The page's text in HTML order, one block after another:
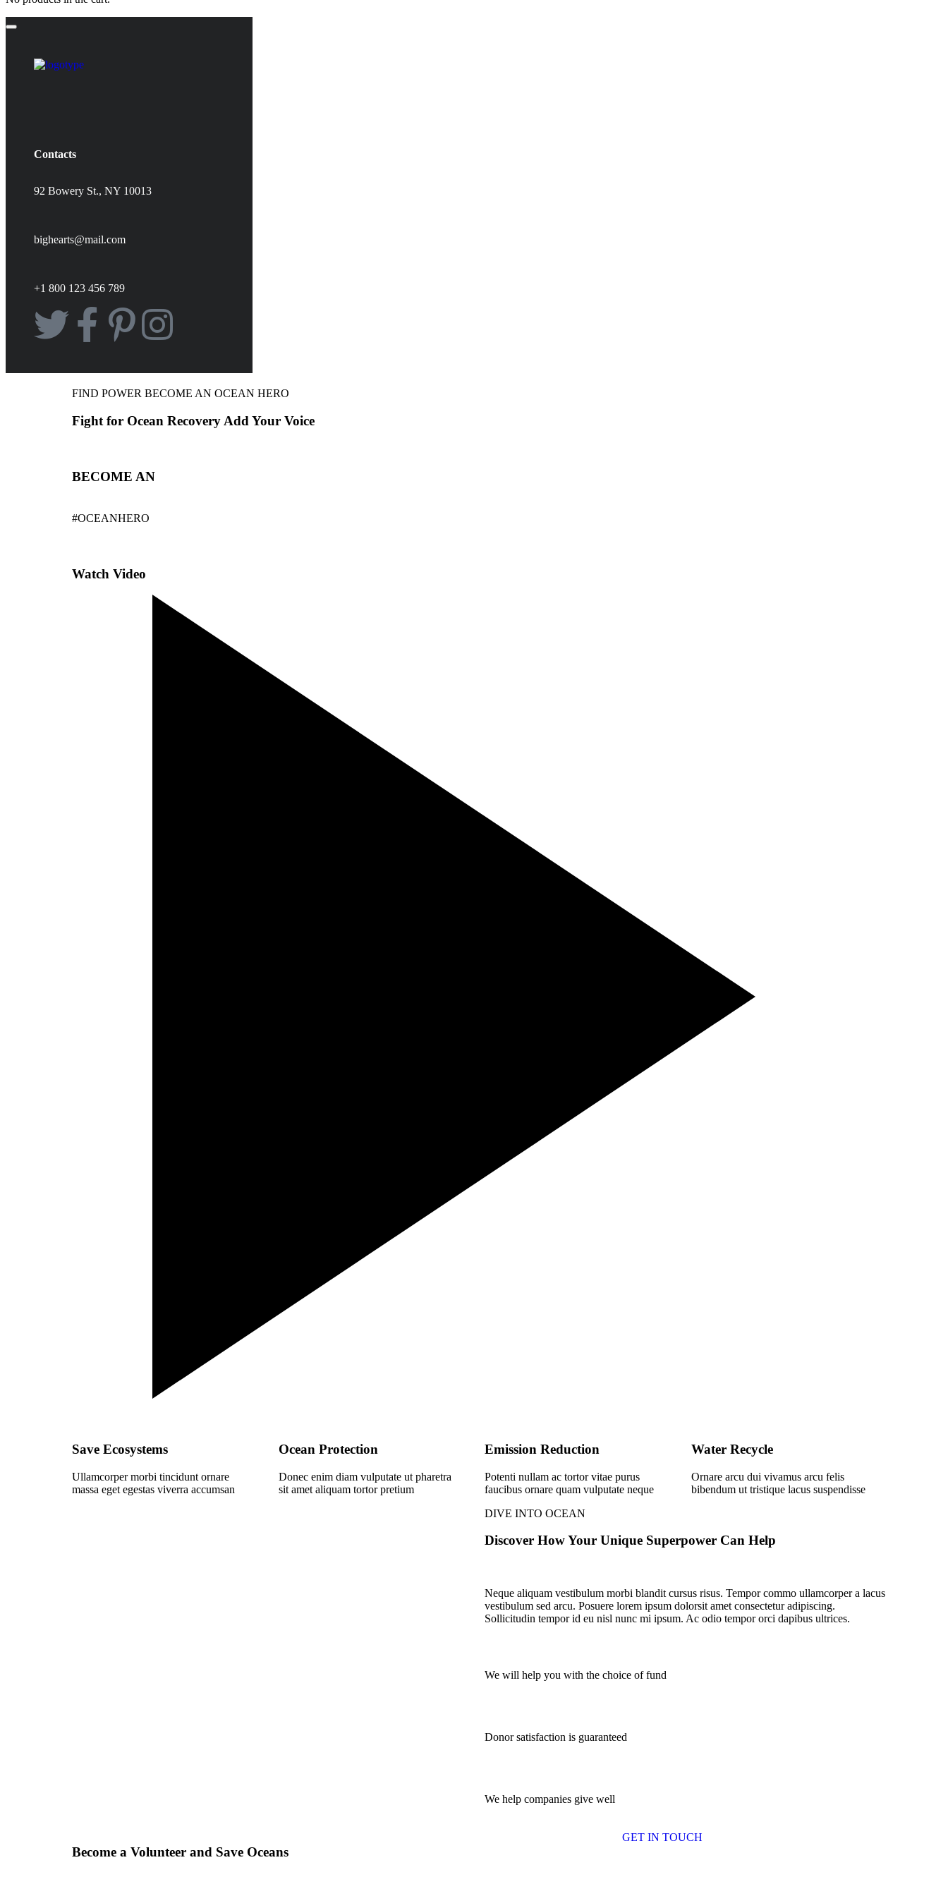
Contacts
92 Bowery St., NY 10013
bighearts@mail.com
+1 800 123 456 789
FIND POWER BECOME AN OCEAN HERO
Fight for Ocean Recovery Add Your Voice
BECOME AN
#OCEANHERO
Watch Video
Save Ecosystems
Ullamcorper morbi tincidunt ornare
massa eget egestas viverra accumsan
Ocean Protection
Donec enim diam vulputate ut pharetra
sit amet aliquam tortor pretium
Emission Reduction
Potenti nullam ac tortor vitae purus
faucibus ornare quam vulputate neque
Water Recycle
Ornare arcu dui vivamus arcu felis
bibendum ut tristique lacus suspendisse
DIVE INTO OCEAN
Discover How Your Unique Superpower Can Help
Neque aliquam vestibulum morbi blandit cursus risus. Tempor commo ullamcorper a lacus
vestibulum sed arcu. Posuere lorem ipsum dolorsit amet consectetur adipiscing.
Sollicitudin tempor id eu nisl nunc mi ipsum. Ac odio tempor orci dapibus ultrices.
We will help you with the choice of fund
Donor satisfaction is guaranteed
We help companies give well
Become a Volunteer and Save Oceans
GET IN TOUCH